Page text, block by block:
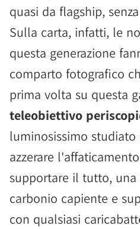
quasi da flagship,
Sulla carta, infatti, le
questa generazione
comparto fotografico
prima volta su questa
teleobiettivo
luminosissimo
azzerare
supportare il tutto,
carbonio capiente e
con qualsiasi